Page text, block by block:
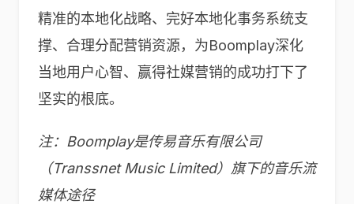
精准的本地化战略、完好本地化事务系统支
撑、合理分配营销资源，为Boomplay深化
当地用户心智、赢得社媒营销的成功打下了
坚实的根底。
注：Boomplay是传易音乐有限公司
（Transsnet Music Limited）旗下的音乐流
媒体途径